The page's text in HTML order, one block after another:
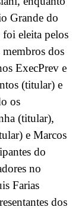
Grande do
eleita pelos
dos
ExecPrev e
(titular) e
os
(titular),
e Marcos
do
no
Farias
dos